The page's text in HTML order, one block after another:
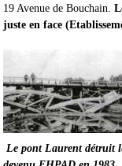
19 Avenue de Bouchain.
juste en face
Le pont Laurent détruit